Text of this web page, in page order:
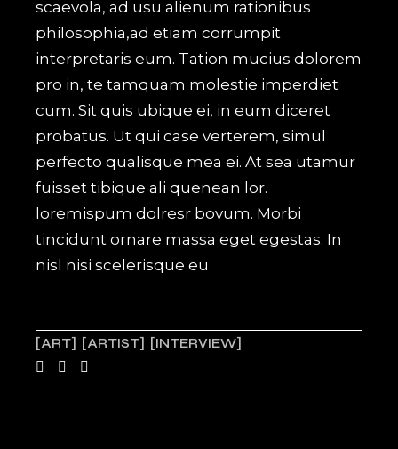
scaevola, ad usu alienum rationibus
philosophia,ad etiam corrumpit
interpretaris eum. Tation mucius dolorem
pro in, te tamquam molestie imperdiet
cum. Sit quis ubique ei, in eum diceret
probatus. Ut qui case verterem, simul
perfecto qualisque mea ei. At sea utamur
fuisset tibique ali quenean lor.
loremispum dolresr bovum. Morbi
tincidunt ornare massa eget egestas. In
nisl nisi scelerisque eu
ART ARTIST INTERVIEW